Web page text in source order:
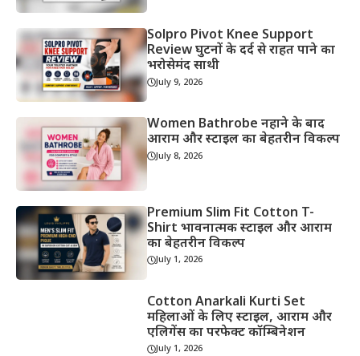
Solpro Pivot Knee Support
Review घुटनों के दर्द से राहत पाने का
भरोसेमंद साथी
July 9, 2026
Women Bathrobe नहाने के बाद
आराम और स्टाइल का बेहतरीन विकल्प
July 8, 2026
Premium Slim Fit Cotton T-
Shirt भावनात्मक स्टाइल और आराम
का बेहतरीन विकल्प
July 1, 2026
Cotton Anarkali Kurti Set
महिलाओं के लिए स्टाइल, आराम और
एलिगेंस का परफेक्ट कॉम्बिनेशन
July 1, 2026